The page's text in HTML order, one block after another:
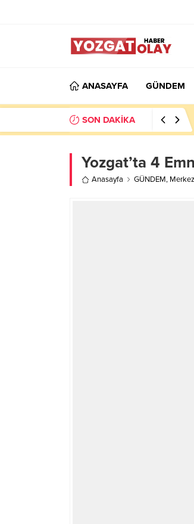
ANASAYFA GÜNDEM
SON DAKİKA
Yozgat’ta 4
Anasayfa GÜNDEM, Merkez